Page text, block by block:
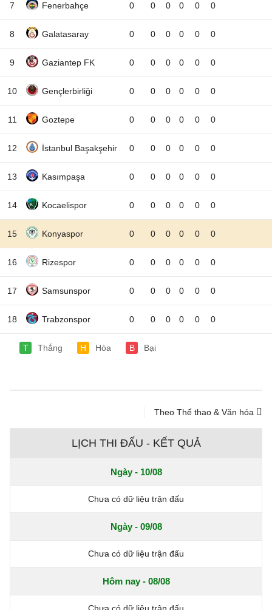
7 Fenerbahçe 0 0 0 0 0 0
8 Galatasaray 0 0 0 0 0 0
9 Gaziantep FK 0 0 0 0 0 0
10 Gençlerbirliği 0 0 0 0 0 0
11 Goztepe 0 0 0 0 0 0
12 İstanbul Başakşehir 0 0 0 0 0 0
13 Kasımpaşa 0 0 0 0 0 0
14 Kocaelispor 0 0 0 0 0 0
15 Konyaspor 0 0 0 0 0 0
16 Rizespor 0 0 0 0 0 0
17 Samsunspor 0 0 0 0 0 0
18 Trabzonspor 0 0 0 0 0 0
T Thắng H Hòa B Bại
Theo Thể thao & Văn hóa
LỊCH THI ĐẤU - KẾT QUẢ
Ngày - 10/08
Chưa có dữ liệu trận đấu
Ngày - 09/08
Chưa có dữ liệu trận đấu
Hôm nay - 08/08